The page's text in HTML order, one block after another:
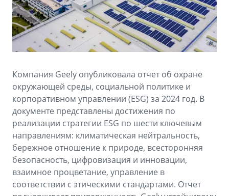
MONJARO PREFACE
Аксессуары
ФИНАНСЫ И УСЛУГИ
Автокредит
Расчет КАСКО
Страхование
GEELY Лизинг
Советы по эксплуатации
Спецпредложения
ПОДДЕРЖКА
Помощь на дорогах
Гарантия Geely
Сервисная книжка
Вопросы и ответы
Компания Geely опубликовала отчет об охране
окружающей среды, социальной политике и
корпоративном управлении (ESG) за 2024 год. В
документе представлены достижения по
реализации стратегии ESG по шести ключевым
направлениям: климатическая нейтральность,
бережное отношение к природе, всесторонняя
безопасность, цифровизация и инновации,
взаимное процветание, управление в
соответствии с этическими стандартами. Отчет